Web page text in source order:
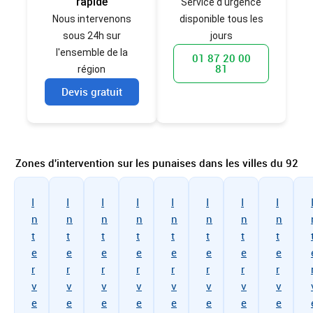
Nous intervenons
sous 24h sur
l'ensemble de la
région
Devis gratuit
disponible tous les
jours
01 87 20 00
81
Zones d'intervention sur les punaises dans les villes du 92
I
n
t
e
r
v
e
I
n
t
e
r
v
e
I
n
t
e
r
v
e
I
n
t
e
r
v
e
I
n
t
e
r
v
e
I
n
t
e
r
v
e
I
n
t
e
r
v
e
I
n
t
e
r
v
e
I